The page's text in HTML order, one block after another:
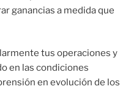
ganancias a medida que
tus operaciones y
en las condiciones
en evolución de los